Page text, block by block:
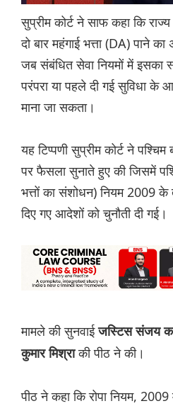
सुप्रीम कोर्ट ने साफ कहा कि
दो बार महंगाई भत्ता (DA) पाने
जब संबंधित सेवा नियमों में इसका
परंपरा या पहले दी गई सुविधा के
माना जा सकता।
यह टिप्पणी सुप्रीम कोर्ट ने
पर फैसला सुनाते हुए की जिसमें
भत्तों का संशोधन) नियम 2009
दिए गए आदेशों को चुनौती दी गई।
मामले की सुनवाईजस्टिस संजय
कुमार मिश्राकी पीठ ने की।
पीठ ने कहा कि रोपा नियम,